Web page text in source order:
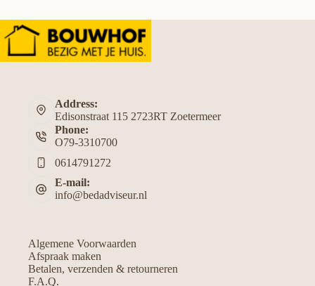
Address:
Edisonstraat 115 2723RT Zoetermeer
Phone:
O79-3310700
0614791272
E-mail:
info@bedadviseur.nl
Algemene Voorwaarden
Afspraak maken
Betalen, verzenden & retourneren
F.A.Q.